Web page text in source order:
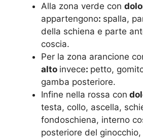
Alla zona verde con
appartengono: spalla,
della schiena e parte
coscia.
Per la zona arancione
alto invece: petto,
gamba posteriore.
Infine nella rossa con
testa, collo, ascella,
fondoschiena, interno
posteriore del